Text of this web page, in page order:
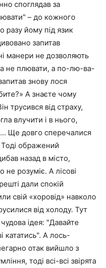
споглядав за
– до кожного
разу йому під язик
запитав
манери не дозволяють
не плювати, а по-лю-ва-
знову лося
А знаєте чому
трусився від страху,
влучити і в нього,
Ще довго сперечалися
Тоді ображений
назад в місто,
не розуміє. А лісові
дали спокій
свій «хоровід» навколо
від холоду. Тут
ідея: "Давайте
кататись". А лось-
отак вийшло з
тоді всі-всі звірята